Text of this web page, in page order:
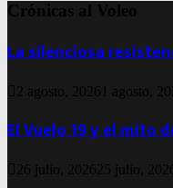
Crónicas al Voleo
La silenciosa
2 agosto, 2026 1 agosto,
El Vuelo 19 y el mito
26 julio, 2026 25 julio,